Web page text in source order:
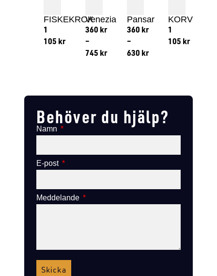
FISKEKROK
1
105 kr
Venezia
360 kr
–
745 kr
Pansar
360 kr
–
630 kr
KORV
1
105 kr
Behöver du hjälp?
Namn
E-post
Meddelande
Skicka